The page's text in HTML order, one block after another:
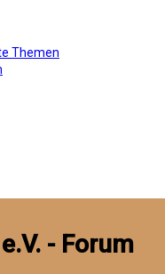
Themen
- Forum